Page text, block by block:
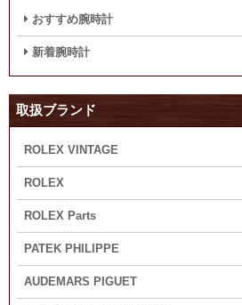
おすすめ腕時計
新着腕時計
取扱ブランド
ROLEX VINTAGE
ROLEX
ROLEX Parts
PATEK PHILIPPE
AUDEMARS PIGUET